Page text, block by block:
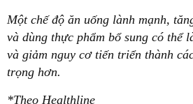
Một chế độ ăn uống lành mạnh,
và dùng thực phẩm bổ sung có thể
và giảm nguy cơ tiến triển thành
trọng hơn.
*Theo Healthline